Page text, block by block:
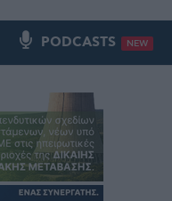
PODCASTS NEW